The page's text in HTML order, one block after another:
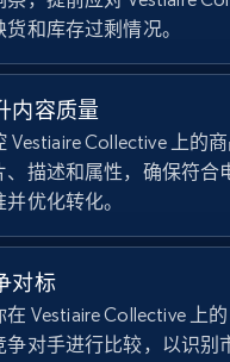
Collect TikTok shop
Description,
Discount percent, and
货和库存过剩情况。
内容质量
Vestiaire Collective 上的商
、描述和属性，确保符合
并优化转化。
对标
在 Vestiaire Collective 上的
争对手进行比较，以识别